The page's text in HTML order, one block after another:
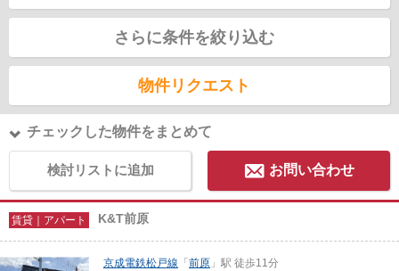
さらに条件を絞り込む
物件リクエスト
チェックした物件をまとめて
検討リストに追加 お問い合わせ
賃貸｜アパート K&T前原
京成電鉄松戸線 「 前原 」駅 徒歩11分